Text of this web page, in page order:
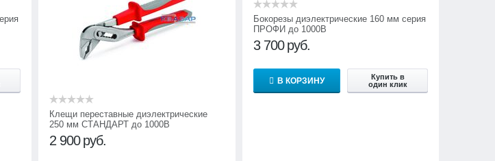
Клещи переставные диэлектрические
250 мм СТАНДАРТ до 1000В
2 900 руб.
Бокорезы диэлектрические 160 мм серия
ПРОФИ до 1000В
3 700 руб.
В КОРЗИНУ
Купить в
один клик